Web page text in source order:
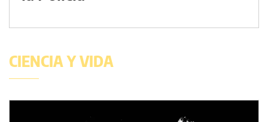
CIENCIA Y VIDA